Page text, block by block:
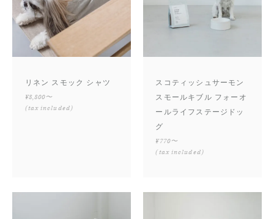
リネン スモック シャツ
¥8,800〜
(tax included)
スコティッシュサーモン
スモールキブル フォーオ
ールライフステージドッ
グ
¥770〜
(tax included)